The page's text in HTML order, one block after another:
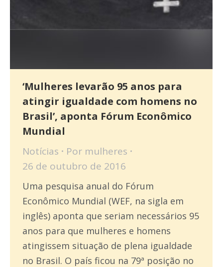
‘Mulheres levarão 95 anos para
atingir igualdade com homens no
Brasil’, aponta Fórum Econômico
Mundial
Notícias Por mulheres
26 de outubro de 2016
Uma pesquisa anual do Fórum
Econômico Mundial (WEF, na sigla em
inglês) aponta que seriam necessários 95
anos para que mulheres e homens
atingissem situação de plena igualdade
no Brasil. O país ficou na 79ª posição no